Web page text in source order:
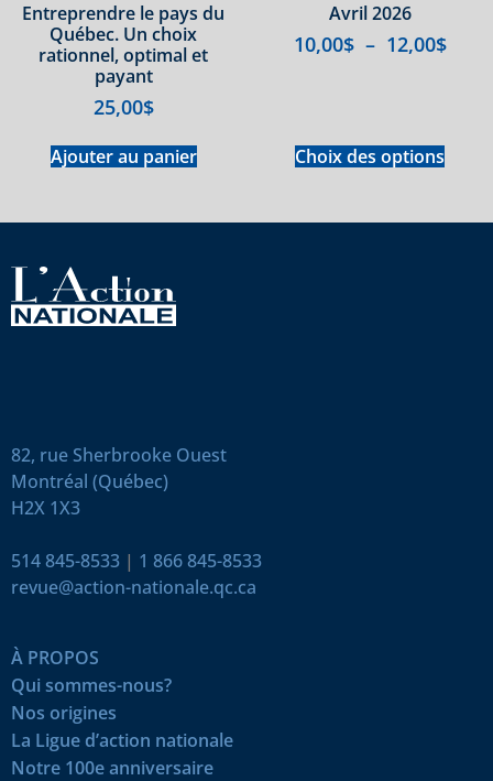
Entreprendre le pays du
Québec. Un choix
rationnel, optimal et
payant
25,00$
Ajouter au panier
Avril 2026
10,00$ – 12,00$
Choix des options
82, rue Sherbrooke Ouest
Montréal (Québec)
H2X 1X3
514 845-8533 | 1 866 845-8533
revue@action-nationale.qc.ca
À PROPOS
Qui sommes-nous?
Nos origines
La Ligue d’action nationale
Notre 100e anniversaire